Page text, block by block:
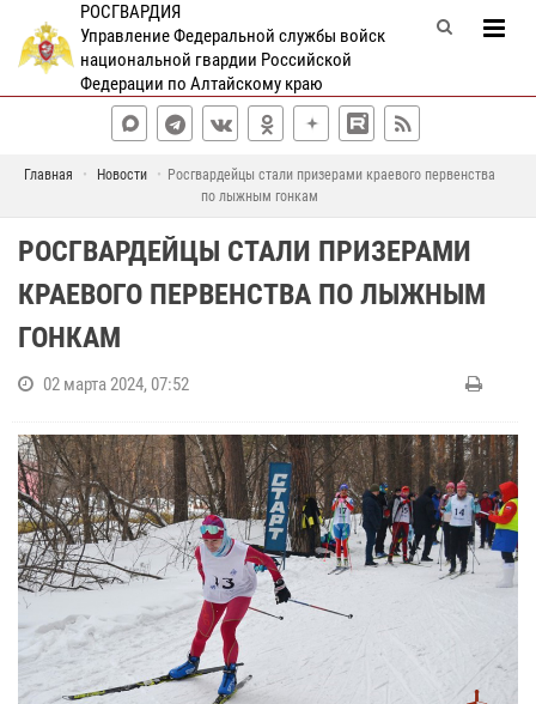
РОСГВАРДИЯ
Управление Федеральной службы войск
национальной гвардии Российской
Федерации по Алтайскому краю
Главная Новости
Росгвардейцы стали призерами краевого первенства
по лыжным гонкам
РОСГВАРДЕЙЦЫ СТАЛИ ПРИЗЕРАМИ
КРАЕВОГО ПЕРВЕНСТВА ПО ЛЫЖНЫМ
ГОНКАМ
02 марта 2024, 07:52